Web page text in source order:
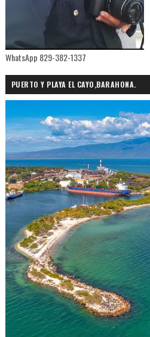
WhatsApp 829-382-1337
PUERTO Y PLAYA EL CAYO,BARAHONA.